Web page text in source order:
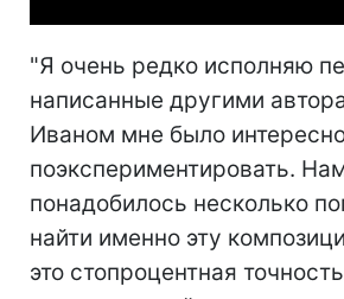
"Я очень редко исполняю
написанные другими
Иваном мне было
поэкспериментировать.
понадобилось несколько
найти именно эту
это стопроцентная